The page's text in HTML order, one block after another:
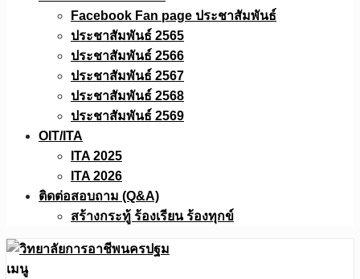
Facebook Fan page ประชาสัมพันธ์
ประชาสัมพันธ์ 2565
ประชาสัมพันธ์ 2566
ประชาสัมพันธ์ 2567
ประชาสัมพันธ์ 2568
ประชาสัมพันธ์ 2569
OIT/ITA
ITA 2025
ITA 2026
ติดต่อสอบถาม (Q&A)
สร้างกระทู้ ร้องเรียน ร้องทุกข์
เมนู